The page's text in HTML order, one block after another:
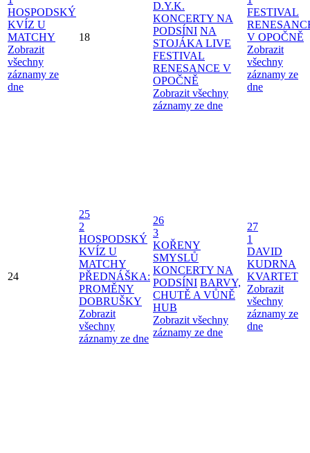
HOSPODSKÝ
KVÍZ U
MATCHY
Zobrazit
všechny
záznamy ze
dne
18
D.Y.K.
KONCERTY NA
PODSÍNI NA
STOJÁKA LIVE
FESTIVAL
RENESANCE V
OPOČNĚ
Zobrazit všechny
záznamy ze dne
FESTIVAL
V OPOČNĚ
Zobrazit
všechny
záznamy ze
dne
24
25
2
HOSPODSKÝ
KVÍZ U
MATCHY
PŘEDNÁŠKA:
PROMĚNY
DOBRUŠKY
Zobrazit
všechny
záznamy ze dne
26
3
KOŘENY
SMYSLŮ
KONCERTY NA
PODSÍNI BARVY,
CHUTĚ A VŮNĚ
HUB
Zobrazit všechny
záznamy ze dne
27
1
DAVID
KUDRNA
KVARTET
Zobrazit
všechny
záznamy ze
dne